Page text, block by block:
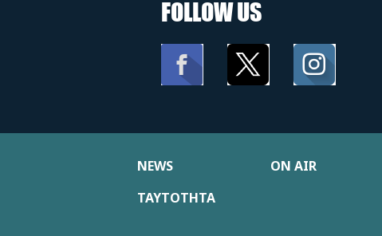
FOLLOW US
NEWS ON AIR
ΤΑΥΤΟΤΗΤΑ